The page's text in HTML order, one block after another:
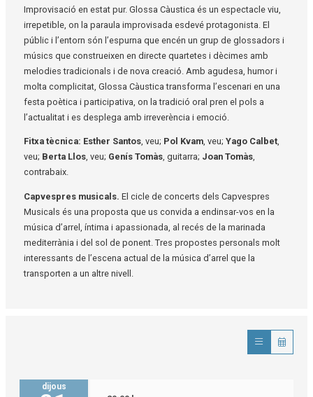
Improvisació en estat pur. Glossa Càustica és un espectacle viu,
irrepetible, on la paraula improvisada esdevé protagonista. El
públic i l’entorn són l’espurna que encén un grup de glossadors i
músics que construeixen en directe quartetes i dècimes amb
melodies tradicionals i de nova creació. Amb agudesa, humor i
molta complicitat, Glossa Càustica transforma l’escenari en una
festa poètica i participativa, on la tradició oral pren el pols a
l’actualitat i es desplega amb irreverència i emoció.
Fitxa tècnica: Esther Santos, veu; Pol Kvam, veu; Yago Calbet,
veu; Berta Llos, veu; Genís Tomàs, guitarra; Joan Tomàs,
contrabaix.
Capvespres musicals. El cicle de concerts dels Capvespres
Musicals és una proposta que us convida a endinsar-vos en la
música d’arrel, íntima i apassionada, al recés de la marinada
mediterrània i del sol de ponent. Tres propostes personals molt
interessants de l’escena actual de la música d’arrel que la
transporten a un altre nivell.
dijous